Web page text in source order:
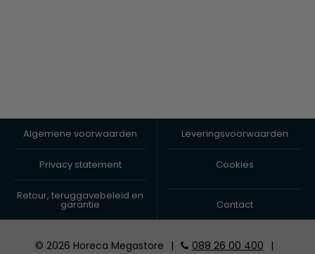
Algemene voorwaarden Leveringsvoorwaarden
Privacy statement Cookies
Retour, teruggavebeleid en
garantie Contact
© 2026 Horeca Megastore | 088 26 00 400 |